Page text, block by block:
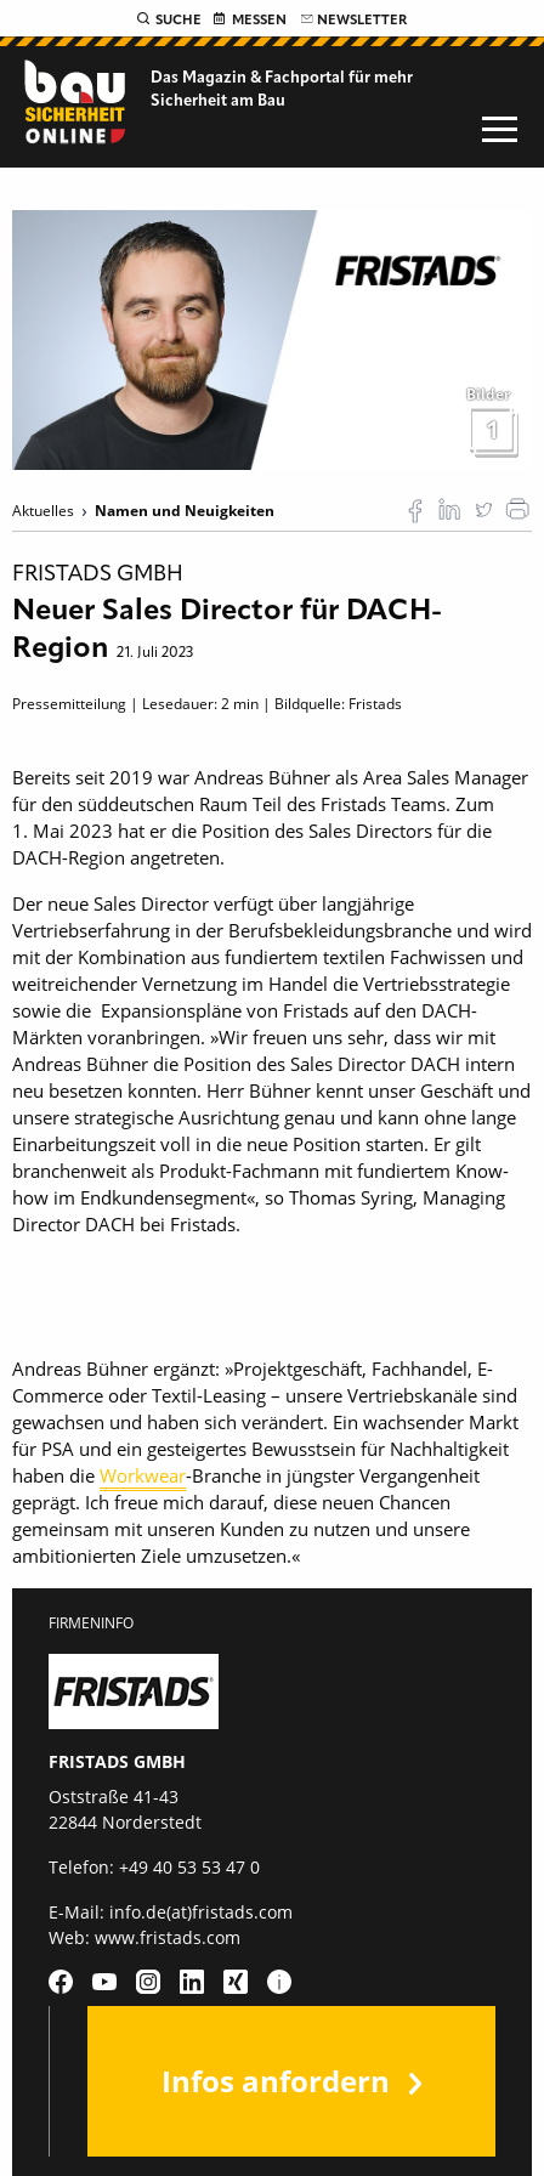
SUCHE MESSEN NEWSLETTER
Das Magazin & Fachportal für mehr
Sicherheit am Bau
Bilder
1
Aktuelles Namen und Neuigkeiten
FRISTADS GMBH
Neuer Sales Director für DACH-
Region
21. Juli 2023
Pressemitteilung | Lesedauer:2 min | Bildquelle: Fristads
Bereits seit 2019 war Andreas Bühner als Area Sales Manager
für den süddeutschen Raum Teil des Fristads Teams. Zum
1. Mai 2023 hat er die Position des Sales Directors für die
DACH-Region angetreten.
Der neue Sales Director verfügt über langjährige
Vertriebserfahrung in der Berufsbekleidungsbranche und wird
mit der Kombination aus fundiertem textilen Fachwissen und
weitreichender Vernetzung im Handel die Vertriebsstrategie
sowie die Expansionspläne von Fristads auf den DACH-
Märkten voranbringen. »Wir freuen uns sehr, dass wir mit
Andreas Bühner die Position des Sales Director DACH intern
neu besetzen konnten. Herr Bühner kennt unser Geschäft und
unsere strategische Ausrichtung genau und kann ohne lange
Einarbeitungszeit voll in die neue Position starten. Er gilt
branchenweit als Produkt-Fachmann mit fundiertem Know-
how im Endkundensegment«, so Thomas Syring, Managing
Director DACH bei Fristads.
Andreas Bühner ergänzt: »Projektgeschäft, Fachhandel, E-
Commerce oder Textil-Leasing – unsere Vertriebskanäle sind
gewachsen und haben sich verändert. Ein wachsender Markt
für PSA und ein gesteigertes Bewusstsein für Nachhaltigkeit
haben die Workwear-Branche in jüngster Vergangenheit
geprägt. Ich freue mich darauf, diese neuen Chancen
gemeinsam mit unseren Kunden zu nutzen und unsere
ambitionierten Ziele umzusetzen.«
FIRMENINFO
FRISTADS GMBH
Oststraße 41-43
22844 Norderstedt
Telefon: +49 40 53 53 47 0
E-Mail: info.de(at)fristads.com
Web: www.fristads.com
Infos anfordern